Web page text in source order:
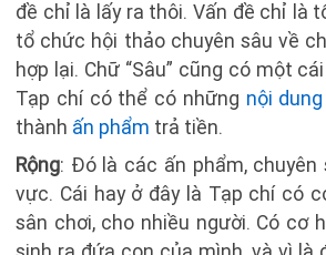
đề chỉ là lấy ra thôi. Vấn đề chỉ là
tổ chức hội thảo chuyên sâu về
hợp lại. Chữ “Sâu” cũng có một
Tạp chí có thể có những nội dung
thành ấn phẩm trả tiền.
Rộng: Đó là các ấn phẩm,
vực. Cái hay ở đây là Tạp chí có
sân chơi, cho nhiều người. Có cơ